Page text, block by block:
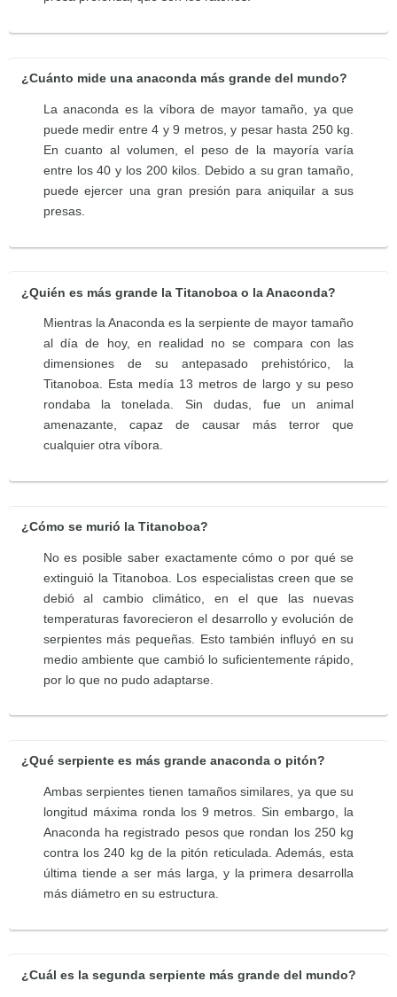
¿Cuánto mide una anaconda más grande del mundo?
La anaconda es la víbora de mayor tamaño, ya que
puede medir entre 4 y 9 metros, y pesar hasta 250 kg.
En cuanto al volumen, el peso de la mayoría varía
entre los 40 y los 200 kilos. Debido a su gran tamaño,
puede ejercer una gran presión para aniquilar a sus
presas.
¿Quién es más grande la Titanoboa o la Anaconda?
Mientras la Anaconda es la serpiente de mayor tamaño
al día de hoy, en realidad no se compara con las
dimensiones de su antepasado prehistórico, la
Titanoboa. Esta medía 13 metros de largo y su peso
rondaba la tonelada. Sin dudas, fue un animal
amenazante, capaz de causar más terror que
cualquier otra víbora.
¿Cómo se murió la Titanoboa?
No es posible saber exactamente cómo o por qué se
extinguió la Titanoboa. Los especialistas creen que se
debió al cambio climático, en el que las nuevas
temperaturas favorecieron el desarrollo y evolución de
serpientes más pequeñas. Esto también influyó en su
medio ambiente que cambió lo suficientemente rápido,
por lo que no pudo adaptarse.
¿Qué serpiente es más grande anaconda o pitón?
Ambas serpientes tienen tamaños similares, ya que su
longitud máxima ronda los 9 metros. Sin embargo, la
Anaconda ha registrado pesos que rondan los 250 kg
contra los 240 kg de la pitón reticulada. Además, esta
última tiende a ser más larga, y la primera desarrolla
más diámetro en su estructura.
¿Cuál es la segunda serpiente más grande del mundo?